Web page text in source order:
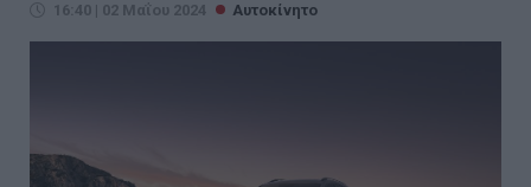
16:40 | 02 Μαΐου 2024 Αυτοκίνητο